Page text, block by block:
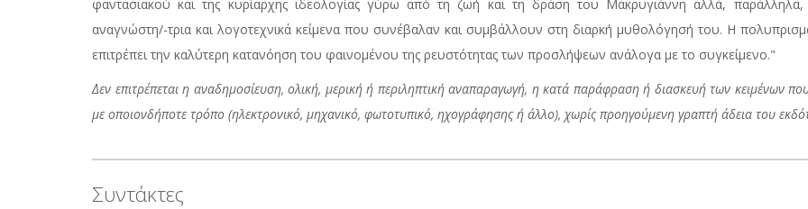
φαντασιακού και της κυρίαρχης ιδεολογίας γύρω από τη ζωή και τη δράση του Μακρυγιάννη αλλά,
αναγνώστη/-τρια και λογοτεχνικά κείμενα που συνέβαλαν και συμβάλλουν στη διαρκή μυθολόγησή του. Η
επιτρέπει την καλύτερη κατανόηση του φαινομένου της ρευστότητας των προσλήψεων ανάλογα με το συγκείμενο."
Δεν επιτρέπεται η αναδημοσίευση, ολική, μερική ή περιληπτική αναπαραγωγή, η κατά παράφραση ή διασκευή των κειμένων
με οποιονδήποτε τρόπο (ηλεκτρονικό, μηχανικό, φωτοτυπικό, ηχογράφησης ή άλλο), χωρίς προηγούμενη γραπτή άδεια του
Συντάκτες